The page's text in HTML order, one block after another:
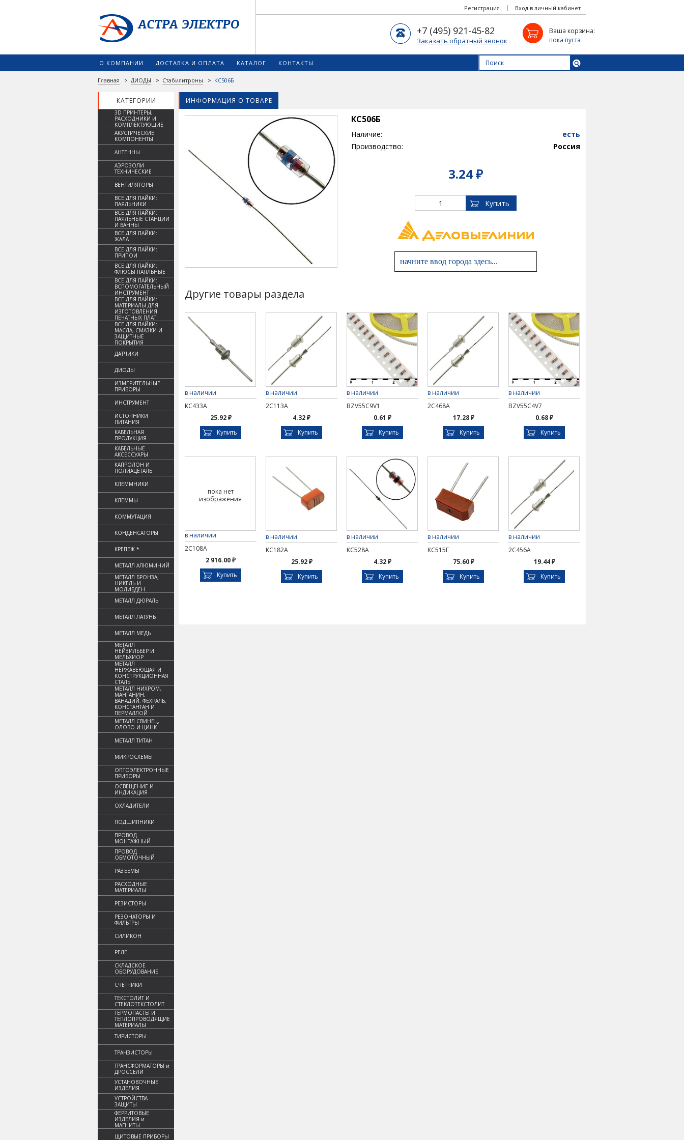
Вход в личный кабинет
Регистрация
Ваша корзина:
пока пуста
+7 (495) 921-45-82
Заказать обратный звонок
О КОМПАНИИ ДОСТАВКА И ОПЛАТА КАТАЛОГ КОНТАКТЫ
Главная > ДИОДЫ > Стабилитроны > КС506Б
КАТЕГОРИИ ИНФОРМАЦИЯ О ТОВАРЕ
3D ПРИНТЕРЫ,
РАСХОДНИКИ И
КОМПЛЕКТУЮЩИЕ
АКУСТИЧЕСКИЕ
КОМПОНЕНТЫ
АНТЕННЫ
АЭРОЗОЛИ
ТЕХНИЧЕСКИЕ
ВЕНТИЛЯТОРЫ
ВСЕ ДЛЯ ПАЙКИ:
ПАЯЛЬНИКИ
ВСЕ ДЛЯ ПАЙКИ:
ПАЯЛЬНЫЕ СТАНЦИИ
И ВАННЫ
ВСЕ ДЛЯ ПАЙКИ:
ЖАЛА
ВСЕ ДЛЯ ПАЙКИ:
ПРИПОИ
ВСЕ ДЛЯ ПАЙКИ:
ФЛЮСЫ ПАЯЛЬНЫЕ
ВСЕ ДЛЯ ПАЙКИ:
ВСПОМОГАТЕЛЬНЫЙ
ИНСТРУМЕНТ
ВСЕ ДЛЯ ПАЙКИ:
МАТЕРИАЛЫ ДЛЯ
ИЗГОТОВЛЕНИЯ
ПЕЧАТНЫХ ПЛАТ
ВСЕ ДЛЯ ПАЙКИ:
МАСЛА, СМАЗКИ И
ЗАЩИТНЫЕ
ПОКРЫТИЯ
ДАТЧИКИ
ДИОДЫ
ИЗМЕРИТЕЛЬНЫЕ
ПРИБОРЫ
ИНСТРУМЕНТ
ИСТОЧНИКИ
ПИТАНИЯ
КАБЕЛЬНАЯ
ПРОДУКЦИЯ
КАБЕЛЬНЫЕ
АКСЕССУАРЫ
КАПРОЛОН И
ПОЛИАЦЕТАЛЬ
КЛЕММНИКИ
КЛЕММЫ
КОММУТАЦИЯ
КОНДЕНСАТОРЫ
КРЕПЕЖ *
МЕТАЛЛ АЛЮМИНИЙ
МЕТАЛЛ БРОНЗА,
НИКЕЛЬ И
МОЛИБДЕН
МЕТАЛЛ ДЮРАЛЬ
МЕТАЛЛ ЛАТУНЬ
МЕТАЛЛ МЕДЬ
МЕТАЛЛ
НЕЙЗИЛЬБЕР И
МЕЛЬХИОР
МЕТАЛЛ
НЕРЖАВЕЮЩАЯ И
КОНСТРУКЦИОННАЯ
СТАЛЬ
МЕТАЛЛ НИХРОМ,
МАНГАНИН,
ВАНАДИЙ, ФЕХРАЛЬ,
КОНСТАНТАН И
ПЕРМАЛЛОЙ
МЕТАЛЛ СВИНЕЦ,
ОЛОВО И ЦИНК
МЕТАЛЛ ТИТАН
МИКРОСХЕМЫ
ОПТОЭЛЕКТРОННЫЕ
ПРИБОРЫ
ОСВЕЩЕНИЕ И
ИНДИКАЦИЯ
ОХЛАДИТЕЛИ
ПОДШИПНИКИ
ПРОВОД
МОНТАЖНЫЙ
ПРОВОД
ОБМОТОЧНЫЙ
РАЗЪЕМЫ
РАСХОДНЫЕ
МАТЕРИАЛЫ
РЕЗИСТОРЫ
РЕЗОНАТОРЫ И
ФИЛЬТРЫ
СИЛИКОН
РЕЛЕ
СКЛАДСКОЕ
ОБОРУДОВАНИЕ
СЧЕТЧИКИ
ТЕКСТОЛИТ И
СТЕКЛОТЕКСТОЛИТ
ТЕРМОПАСТЫ И
ТЕПЛОПРОВОДЯЩИЕ
МАТЕРИАЛЫ
ТИРИСТОРЫ
ТРАНЗИСТОРЫ
ТРАНСФОРМАТОРЫ и
ДРОССЕЛИ
УСТАНОВОЧНЫЕ
ИЗДЕЛИЯ
УСТРОЙСТВА
ЗАЩИТЫ
ФЕРРИТОВЫЕ
ИЗДЕЛИЯ и
МАГНИТЫ
ЩИТОВЫЕ ПРИБОРЫ
КС506Б
Наличие:
есть
Производство:
Россия
3.24 ₽
Другие товары раздела
в наличии
КС433А
25.92 ₽
Купить
в наличии
2С113А
4.32 ₽
Купить
в наличии
BZV55C9V1
0.61 ₽
Купить
в наличии
2С468А
17.28 ₽
Купить
в наличии
BZV55C4V7
0.68 ₽
Купить
пока нет
изображения
в наличии
2С108А
2 916.00 ₽
Купить
в наличии
КС182А
25.92 ₽
Купить
в наличии
КС528А
4.32 ₽
Купить
в наличии
КС515Г
75.60 ₽
Купить
в наличии
2С456А
19.44 ₽
Купить